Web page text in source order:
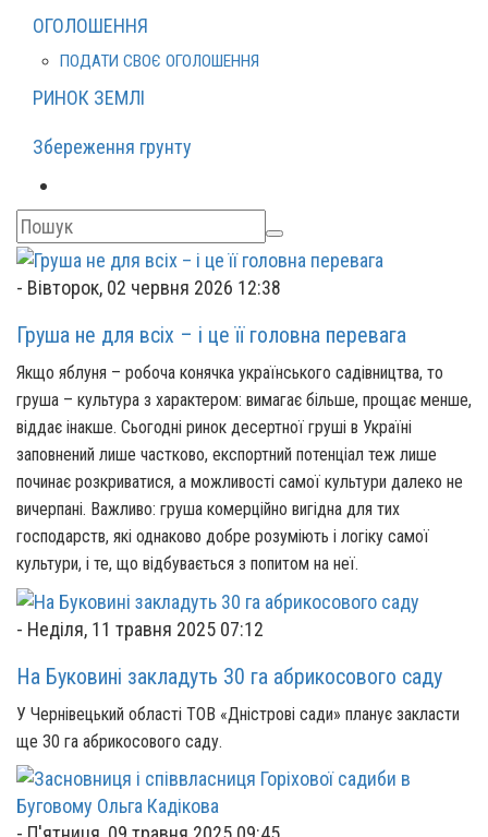
ОГОЛОШЕННЯ
ПОДАТИ СВОЄ ОГОЛОШЕННЯ
РИНОК ЗЕМЛІ
Збереження грунту
- Вівторок, 02 червня 2026 12:38
Груша не для всіх – і це її головна перевага
Якщо яблуня – робоча конячка українського садівництва, то
груша – культура з характером: вимагає більше, прощає менше,
віддає інакше. Сьогодні ринок десертної груші в Україні
заповнений лише частково, експортний потенціал теж лише
починає розкриватися, а можливості самої культури далеко не
вичерпані. Важливо: груша комерційно вигідна для тих
господарств, які однаково добре розуміють і логіку самої
культури, і те, що відбувається з попитом на неї.
- Неділя, 11 травня 2025 07:12
На Буковині закладуть 30 га абрикосового саду
У Чернівецький області ТОВ «Дністрові сади» планує закласти
ще 30 га абрикосового саду.